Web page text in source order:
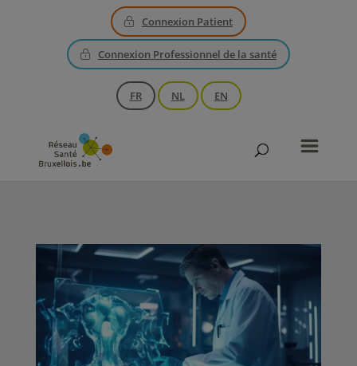
Connexion Patient
Connexion Professionnel de la santé
FR NL EN